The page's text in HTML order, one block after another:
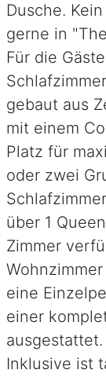
Dusche.
gerne in
Für die
gebaut aus
mit einem
Platz für
oder zwei
über 1
Zimmer
eine
einer
ausgestattet.
Inklusive ist